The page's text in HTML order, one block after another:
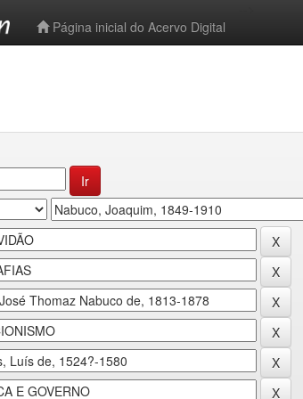
Página inicial do Acervo Digital